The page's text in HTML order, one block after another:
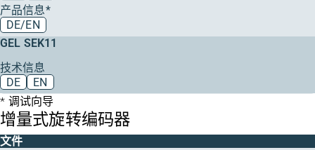
产品信息*
DE/EN
GEL SEK11
技术信息
DE
EN
调试向导
增量式旋转编码器
文件